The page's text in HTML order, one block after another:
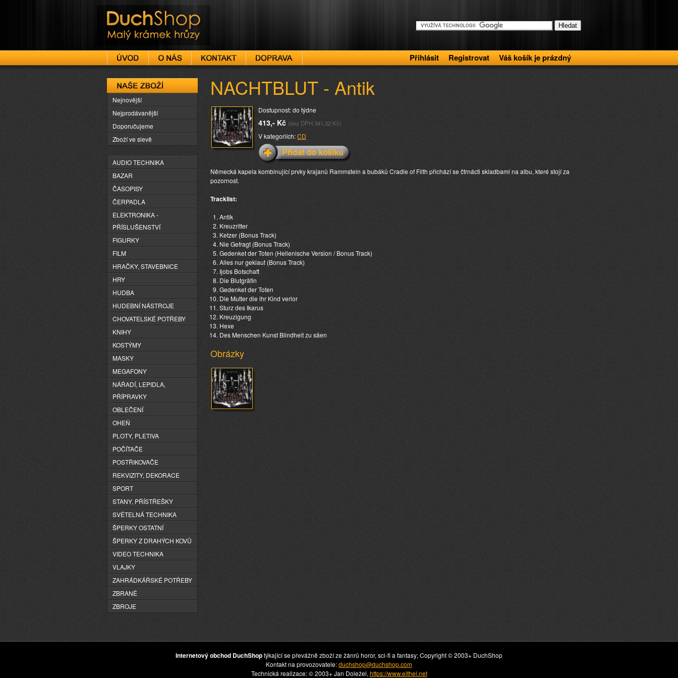
DuchShop
Přihlásit Registrovat Váš košík je prázdný
NACHTBLUT - Antik
Dostupnost: do týdne
413,- Kč (bez DPH 341,32 Kč)
V kategoriích:CD
Německá kapela kombinující prvky krajanů Rammstein a bubáků Cradle of Filth přichází se čtrnácti skladbami na albu, které stojí za
pozornost.
Tracklist:
Antik
Kreuzritter
Ketzer (Bonus Track)
Nie Gefragt (Bonus Track)
Gedenket der Toten (Hellenische Version / Bonus Track)
Alles nur geklaut (Bonus Track)
Ijobs Botschaft
Die Blutgräfin
Gedenket der Toten
Die Mutter die ihr Kind verlor
Sturz des Ikarus
Kreuzigung
Hexe
Des Menschen Kunst Blindheit zu säen
Obrázky
Naše zboží
Nejnovější
Nejprodávanější
Doporučujeme
Zboží ve slevě
AUDIO TECHNIKA
BAZAR
ČASOPISY
ČERPADLA
ELEKTRONIKA -
PŘÍSLUŠENSTVÍ
FIGURKY
FILM
HRAČKY, STAVEBNICE
HRY
HUDBA
HUDEBNÍ NÁSTROJE
CHOVATELSKÉ POTŘEBY
KNIHY
KOSTÝMY
MASKY
MEGAFONY
NÁŘADÍ, LEPIDLA,
PŘÍPRAVKY
OBLEČENÍ
OHEŇ
PLOTY, PLETIVA
POČÍTAČE
POSTŘIKOVAČE
REKVIZITY, DEKORACE
SPORT
STANY, PŘÍSTŘEŠKY
SVĚTELNÁ TECHNIKA
ŠPERKY OSTATNÍ
ŠPERKY Z DRAHÝCH KOVŮ
VIDEO TECHNIKA
VLAJKY
ZAHRÁDKÁŘSKÉ POTŘEBY
ZBRANĚ
ZBROJE
Internetový obchod DuchShoptýkající se převážně zboží ze žánrů horor, sci-fi a fantasy; Copyright © 2003+ DuchShop
Kontakt na provozovatele:duchshop@duchshop.com
Technická realizace: © 2003+ Jan Doležel, https://www.eithel.net